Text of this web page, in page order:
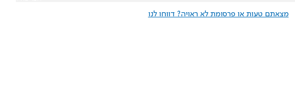
מצאתם טעות או פרסומת לא ראויה? דווחו לנו